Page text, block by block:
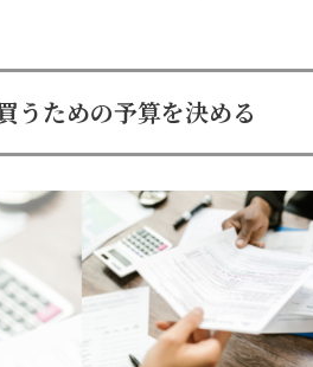
うための予算を決める